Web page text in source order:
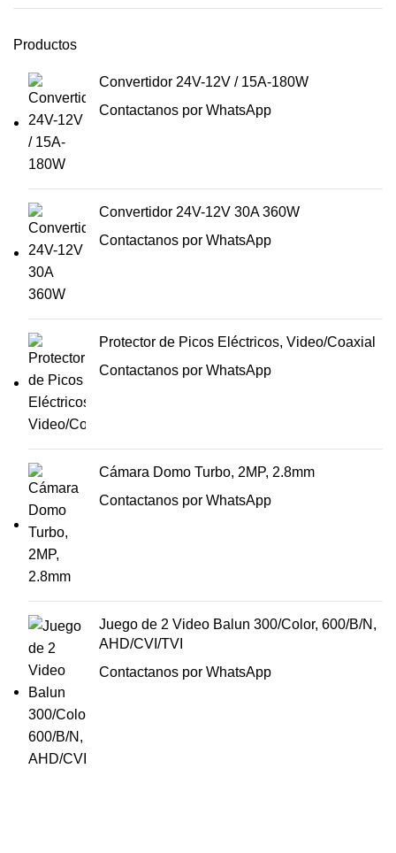
Productos
Convertidor 24V-12V / 15A-180W
Contactanos por WhatsApp
Convertidor 24V-12V 30A 360W
Contactanos por WhatsApp
Protector de Picos Eléctricos, Video/Coaxial
Contactanos por WhatsApp
Cámara Domo Turbo, 2MP, 2.8mm
Contactanos por WhatsApp
Juego de 2 Video Balun 300/Color, 600/B/N,
AHD/CVI/TVI
Contactanos por WhatsApp